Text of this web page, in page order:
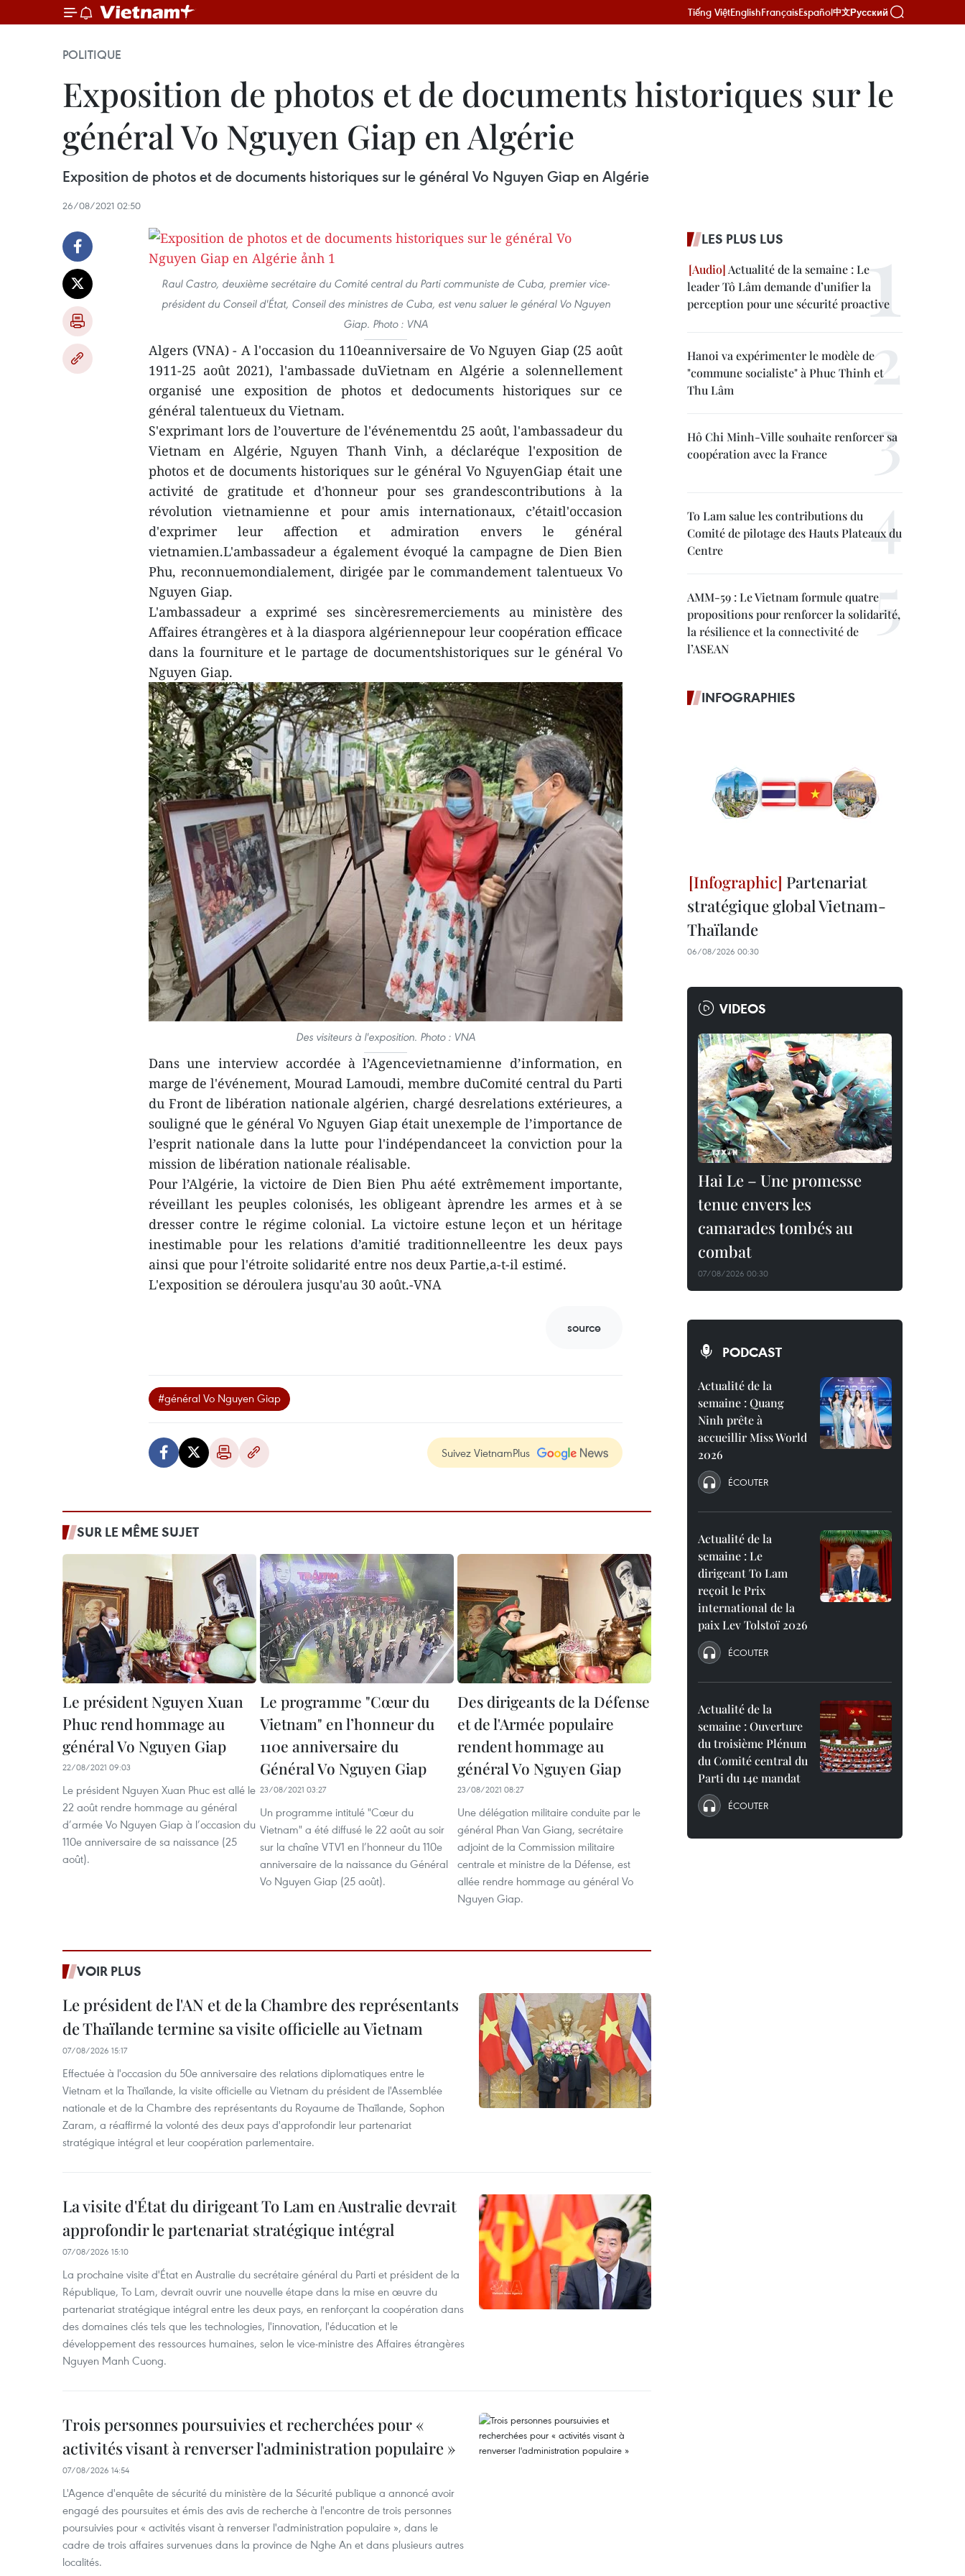
Tiếng ViệtEnglishFrançaisEspañol中文Русский
POLITIQUE
Exposition de photos et de documents historiques sur le
général Vo Nguyen Giap en Algérie
Exposition de photos et de documents historiques sur le général Vo Nguyen Giap en Algérie
26/08/2021 02:50
Raul Castro, deuxième secrétaire du Comité central du Parti communiste de Cuba, premier vice-
président du Conseil d'État, Conseil des ministres de Cuba, est venu saluer le général Vo Nguyen
Giap. Photo : VNA
Algers (VNA) - A l'occasion du 110eanniversaire de Vo Nguyen Giap (25 août
1911-25 août 2021), l'ambassade duVietnam en Algérie a solennellement
organisé une exposition de photos et dedocuments historiques sur ce
général talentueux du Vietnam.
S'exprimant lors de l’ouverture de l'événementdu 25 août, l'ambassadeur du
Vietnam en Algérie, Nguyen Thanh Vinh, a déclaréque l'exposition de
photos et de documents historiques sur le général Vo NguyenGiap était une
activité de gratitude et d'honneur pour ses grandescontributions à la
révolution vietnamienne et pour amis internationaux, c’étaitl'occasion
d'exprimer leur affection et admiration envers le général
vietnamien.L'ambassadeur a également évoqué la campagne de Dien Bien
Phu, reconnuemondialement, dirigée par le commandement talentueux Vo
Nguyen Giap.
L'ambassadeur a exprimé ses sincèresremerciements au ministère des
Affaires étrangères et à la diaspora algériennepour leur coopération efficace
dans la fourniture et le partage de documentshistoriques sur le général Vo
Nguyen Giap.
Des visiteurs à l'exposition. Photo : VNA
Dans une interview accordée à l’Agencevietnamienne d’information, en
marge de l'événement, Mourad Lamoudi, membre duComité central du Parti
du Front de libération nationale algérien, chargé desrelations extérieures, a
souligné que le général Vo Nguyen Giap était unexemple de l’importance de
l’esprit nationale dans la lutte pour l'indépendanceet la conviction pour la
mission de libération nationale réalisable.
Pour l’Algérie, la victoire de Dien Bien Phu aété extrêmement importante,
réveillant les peuples colonisés, les obligeant àprendre les armes et à se
dresser contre le régime colonial. La victoire estune leçon et un héritage
inestimable pour les relations d’amitié traditionnelleentre les deux pays
ainsi que pour l'étroite solidarité entre nos deux Partie,a-t-il estimé.
L'exposition se déroulera jusqu'au 30 août.-VNA
source
#général Vo Nguyen Giap
Suivez VietnamPlus
SUR LE MÊME SUJET
Le président Nguyen Xuan
Phuc rend hommage au
général Vo Nguyen Giap
22/08/2021 09:03
Le président Nguyen Xuan Phuc est allé le
22 août rendre hommage au général
d’armée Vo Nguyen Giap à l’occasion du
110e anniversaire de sa naissance (25
août).
Le programme "Cœur du
Vietnam" en l’honneur du
110e anniversaire du
Général Vo Nguyen Giap
23/08/2021 03:27
Un programme intitulé "Cœur du
Vietnam" a été diffusé le 22 août au soir
sur la chaîne VTV1 en l’honneur du 110e
anniversaire de la naissance du Général
Vo Nguyen Giap (25 août).
Des dirigeants de la Défense
et de l'Armée populaire
rendent hommage au
général Vo Nguyen Giap
23/08/2021 08:27
Une délégation militaire conduite par le
général Phan Van Giang, secrétaire
adjoint de la Commission militaire
centrale et ministre de la Défense, est
allée rendre hommage au général Vo
Nguyen Giap.
VOIR PLUS
Le président de l'AN et de la Chambre des représentants
de Thaïlande termine sa visite officielle au Vietnam
07/08/2026 15:17
Effectuée à l'occasion du 50e anniversaire des relations diplomatiques entre le
Vietnam et la Thaïlande, la visite officielle au Vietnam du président de l'Assemblée
nationale et de la Chambre des représentants du Royaume de Thaïlande, Sophon
Zaram, a réaffirmé la volonté des deux pays d'approfondir leur partenariat
stratégique intégral et leur coopération parlementaire.
La visite d'État du dirigeant To Lam en Australie devrait
approfondir le partenariat stratégique intégral
07/08/2026 15:10
La prochaine visite d'État en Australie du secrétaire général du Parti et président de la
République, To Lam, devrait ouvrir une nouvelle étape dans la mise en œuvre du
partenariat stratégique intégral entre les deux pays, en renforçant la coopération dans
des domaines clés tels que les technologies, l'innovation, l'éducation et le
développement des ressources humaines, selon le vice-ministre des Affaires étrangères
Nguyen Manh Cuong.
Trois personnes poursuivies et recherchées pour «
activités visant à renverser l'administration populaire »
07/08/2026 14:54
L'Agence d'enquête de sécurité du ministère de la Sécurité publique a annoncé avoir
engagé des poursuites et émis des avis de recherche à l'encontre de trois personnes
poursuivies pour « activités visant à renverser l'administration populaire », dans le
cadre de trois affaires survenues dans la province de Nghe An et dans plusieurs autres
localités.
LES PLUS LUS
Actualité de la semaine : Le
leader Tô Lâm demande d’unifier la
perception pour une sécurité proactive
Hanoi va expérimenter le modèle de
"commune socialiste" à Phuc Thinh et
Thu Lâm
Hô Chi Minh-Ville souhaite renforcer sa
coopération avec la France
To Lam salue les contributions du
Comité de pilotage des Hauts Plateaux du
Centre
AMM-59 : Le Vietnam formule quatre
propositions pour renforcer la solidarité,
la résilience et la connectivité de
l’ASEAN
INFOGRAPHIES
Partenariat
stratégique global Vietnam-
Thaïlande
06/08/2026 00:30
VIDEOS
Hai Le – Une promesse
tenue envers les
camarades tombés au
combat
07/08/2026 00:30
PODCAST
Actualité de la
semaine : Quang
Ninh prête à
accueillir Miss World
2026
ÉCOUTER
Actualité de la
semaine : Le
dirigeant To Lam
reçoit le Prix
international de la
paix Lev Tolstoï 2026
ÉCOUTER
Actualité de la
semaine : Ouverture
du troisième Plénum
du Comité central du
Parti du 14e mandat
ÉCOUTER